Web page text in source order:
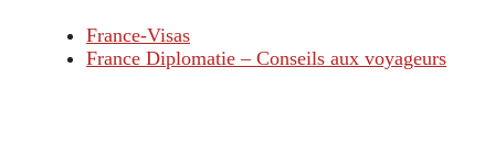
France-Visas
France Diplomatie – Conseils aux voyageurs